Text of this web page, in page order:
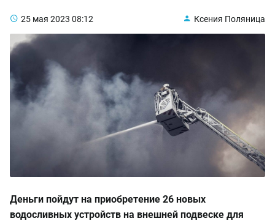
25 мая 2023 08:12 Ксения Поляница
Деньги пойдут на приобретение 26 новых
водосливных устройств на внешней подвеске для